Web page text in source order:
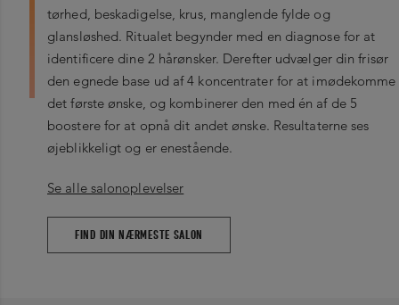
tørhed, beskadigelse, krus, manglende fylde og
glansløshed. Ritualet begynder med en diagnose for at
identificere dine 2 hårønsker. Derefter udvælger din frisør
den egnede base ud af 4 koncentrater for at imødekomme
det første ønske, og kombinerer den med én af de 5
boostere for at opnå dit andet ønske. Resultaterne ses
øjeblikkeligt og er enestående.
Se alle salonoplevelser
FIND DIN NÆRMESTE SALON